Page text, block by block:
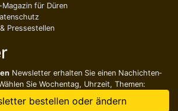
für Düren
Pressestellen
Newsletter erhalten Sie einen Nachichten­
Sie Wochentag, Uhrzeit, Themen:
bestellen oder ändern